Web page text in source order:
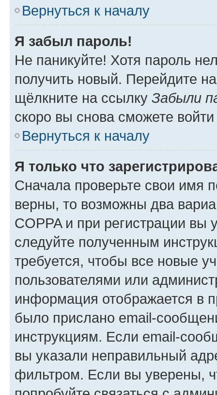
Вернуться к началу
Я забыл пароль!
Не паникуйте! Хотя пароль
получить новый. Перейдите
щёлкните на ссылку Забыли
скоро вы снова сможете
Вернуться к началу
Я только что
Сначала проверьте свои имя
верны, то возможны два
COPPA и при регистрации вы
следуйте полученным
требуется, чтобы все новые
пользователями или
информация отображается в
было прислано email-
инструкциям. Если email-
вы указали неправильный
фильтром. Если вы уверены,